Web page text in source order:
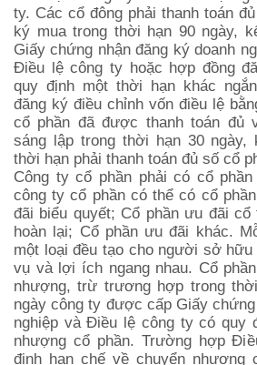
ty. Các cổ đông phải thanh toán
ký mua trong thời hạn 90 ngày,
Giấy chứng nhận đăng ký doanh
Điều lệ công ty hoặc hợp đồng
quy định một thời hạn khác
đăng ký điều chỉnh vốn điều lệ
cổ phần đã được thanh toán đủ
sáng lập trong thời hạn 30
thời hạn phải thanh toán đủ số cổ
Công ty cổ phần phải có cổ
công ty cổ phần có thể có cổ
đãi biểu quyết; Cổ phần ưu đãi
hoàn lại; Cổ phần ưu đãi khác.
một loại đều tạo cho người sở
vụ và lợi ích ngang nhau. Cổ
nhượng, trừ trương hợp trong
ngày công ty được cấp Giấy
nghiệp và Điều lệ công ty có quy
nhượng cổ phần. Trường hợp
định hạn chế về chuyển nhượng